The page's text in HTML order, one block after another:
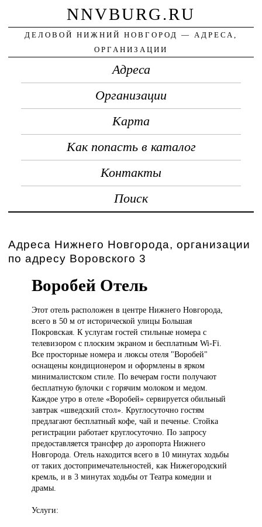
NNVBURG.RU
ДЕЛОВОЙ НИЖНИЙ НОВГОРОД — АДРЕСА,
ОРГАНИЗАЦИИ
Адреса
Организации
Карта
Как попасть в каталог
Контакты
Поиск
Адреса Нижнего Новгорода, организации
по адресу Воровского 3
Воробей Отель
Этот отельрасположен в центре Нижнего Новгорода,
всего в 50 м от исторической улицы Большая
Покровская. К услугам гостей стильные номера с
телевизором с плоским экраном и бесплатным Wi-Fi.
Все просторные номера и люксы отеля "Воробей"
оснащены кондиционером и оформлены в ярком
минималистском стиле. По вечерам гости получают
бесплатную булочки с горячим молоком и медом.
Каждое утро в отеле «Воробей» сервируется обильный
завтрак «шведский стол». Круглосуточно гостям
предлагают бесплатный кофе, чай и печенье. Стойка
регистрации работает круглосуточно. По запросу
предоставляется трансфер до аэропорта Нижнего
Новгорода. Отель находится всего в 10 минутах ходьбы
от таких достопримечательностей, как Нижегородский
кремль, и в 3 минутах ходьбы от Театра комедии и
драмы.
Услуги: